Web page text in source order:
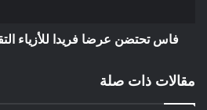
للديمقراطية في الدنمارك وغيرها من
حيمري البشير كوبنهاكن الدنمارك
فاس تحتضن عرضا فريدا للأزياء
مقالات ذات صلة